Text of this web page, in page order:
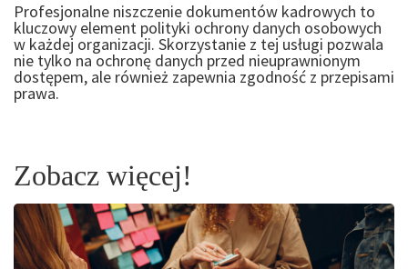
Profesjonalne niszczenie dokumentów kadrowych to
kluczowy element polityki ochrony danych osobowych
w każdej organizacji. Skorzystanie z tej usługi pozwala
nie tylko na ochronę danych przed nieuprawnionym
dostępem, ale również zapewnia zgodność z przepisami
prawa.
Zobacz więcej!